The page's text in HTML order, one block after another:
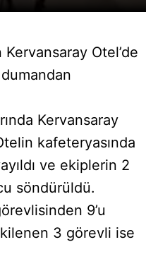
Otel’de
Kervansaray
kafeteryasında
ve ekiplerin 2
söndürüldü.
9’u
3 görevli ise